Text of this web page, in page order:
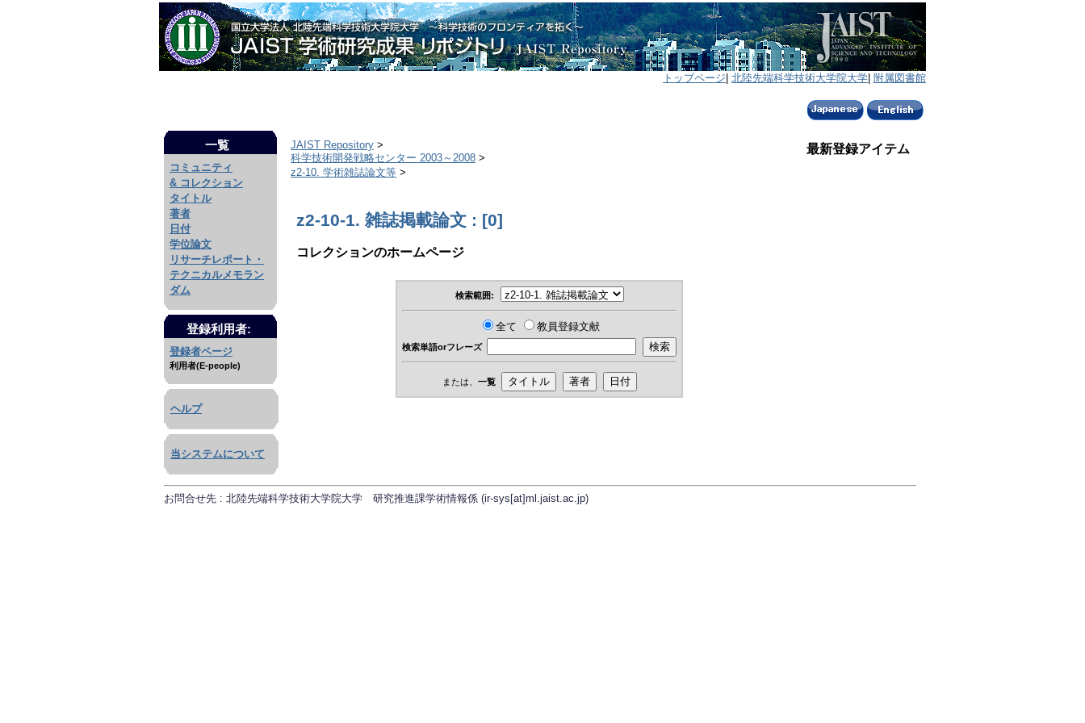
トップページ 北陸先端科学技術大学院大学 附属図書館
一覧
コミュニティ
& コレクション
タイトル
著者
日付
学位論文
リサーチレポート・
テクニカルメモラン
ダム
登録利用者:
登録者ページ
利用者(E-people)
ヘルプ
当システムについて
JAIST Repository >
科学技術開発戦略センター 2003～2008 >
z2-10. 学術雑誌論文等 >
z2-10-1. 雑誌掲載論文 : [0]
コレクションのホームページ
検索範囲:
全て 教員登録文献
検索単語orフレーズ
または、 一覧
最新登録アイテム
お問合せ先 : 北陸先端科学技術大学院大学 研究推進課学術情報係 (ir-sys[at]ml.jaist.ac.jp)